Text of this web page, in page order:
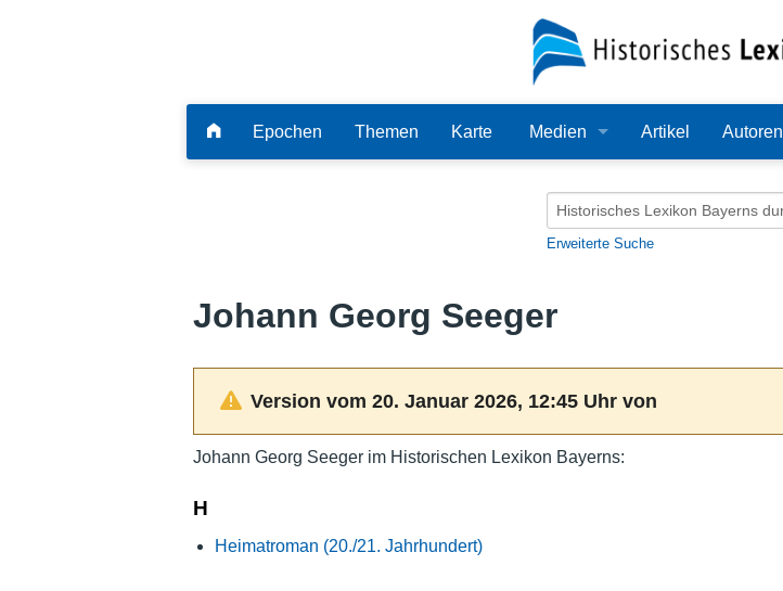
Epochen Themen Karte Medien
Audio
PDF
Artikel Autoren
Erweiterte Suche
Johann Georg Seeger
Version vom 20. Januar 2026, 12:45 Uhr von
Johann Georg Seeger im Historischen Lexikon Bayerns:
H
Heimatroman (20./21. Jahrhundert)